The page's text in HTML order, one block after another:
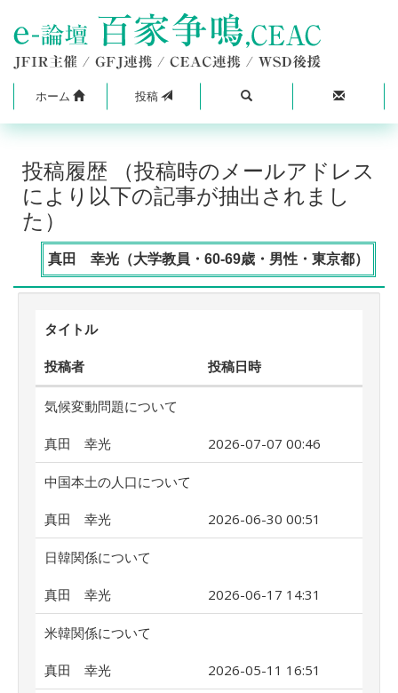
ホーム 投稿
投稿履歴 （投稿時のメールアドレス
により以下の記事が抽出されまし
た）
真田 幸光（大学教員・60-69歳・男性・東京都）
タイトル
投稿者 投稿日時
気候変動問題について
真田 幸光 2026-07-07 00:46
中国本土の人口について
真田 幸光 2026-06-30 00:51
日韓関係について
真田 幸光 2026-06-17 14:31
米韓関係について
真田 幸光 2026-05-11 16:51